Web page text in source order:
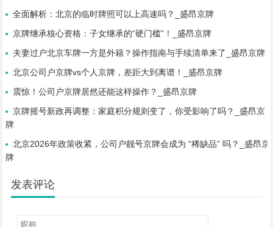
全面解析：北京的临时牌照可以上高速吗？_盛昂京牌
京牌继承核心资格：子女继承的“硬门槛”！_盛昂京牌
夫妻过户北京车牌一方是外籍？操作指南与手续清单来了_盛昂京牌
北京公司户京牌vs个人京牌，差距大到离谱！_盛昂京牌
震惊！公司户京牌居然还能这样操作？_盛昂京牌
京牌摇号新政再调整：家庭积分规则变了，你受影响了吗？_盛昂京
牌
北京2026年政策收紧，公司户靓号京牌会成为 “稀缺品” 吗？_盛昂京
牌
发表评论